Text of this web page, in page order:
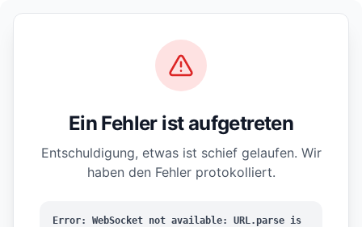
Ein Fehler ist aufgetreten
Entschuldigung, etwas ist schief gelaufen. Wir
haben den Fehler protokolliert.
Error: WebSocket not available: URL.parse is